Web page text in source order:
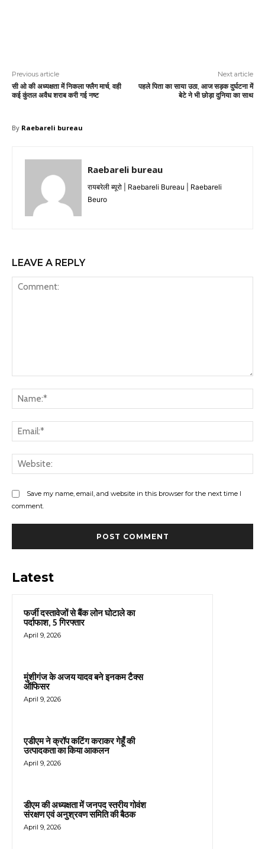
Previous article
सी ओ की अध्यक्षता में निकला फ्लैग मार्च, वही
कई कुंतल अवैध शराब करी गई नष्ट
Next article
पहले पिता का साया उठा, आज सड़क दुर्घटना में
बेटे ने भी छोड़ा दुनिया का साथ
By Raebareli bureau
Raebareli bureau
रायबरेली ब्यूरो | Raebareli Bureau | Raebareli
Beuro
LEAVE A REPLY
Save my name, email, and website in this browser for the next time I
comment.
Latest
फर्जी दस्तावेजों से बैंक लोन घोटाले का
पर्दाफाश, 5 गिरफ्तार
April 9, 2026
मुंशीगंज के अजय यादव बने इनकम टैक्स
ऑफिसर
April 9, 2026
एडीएम ने क्रॉप कटिंग कराकर गेहूँ की
उत्पादकता का किया आकलन
April 9, 2026
डीएम की अध्यक्षता में जनपद स्तरीय गोवंश
संरक्षण एवं अनुश्रवण समिति की बैठक
April 9, 2026